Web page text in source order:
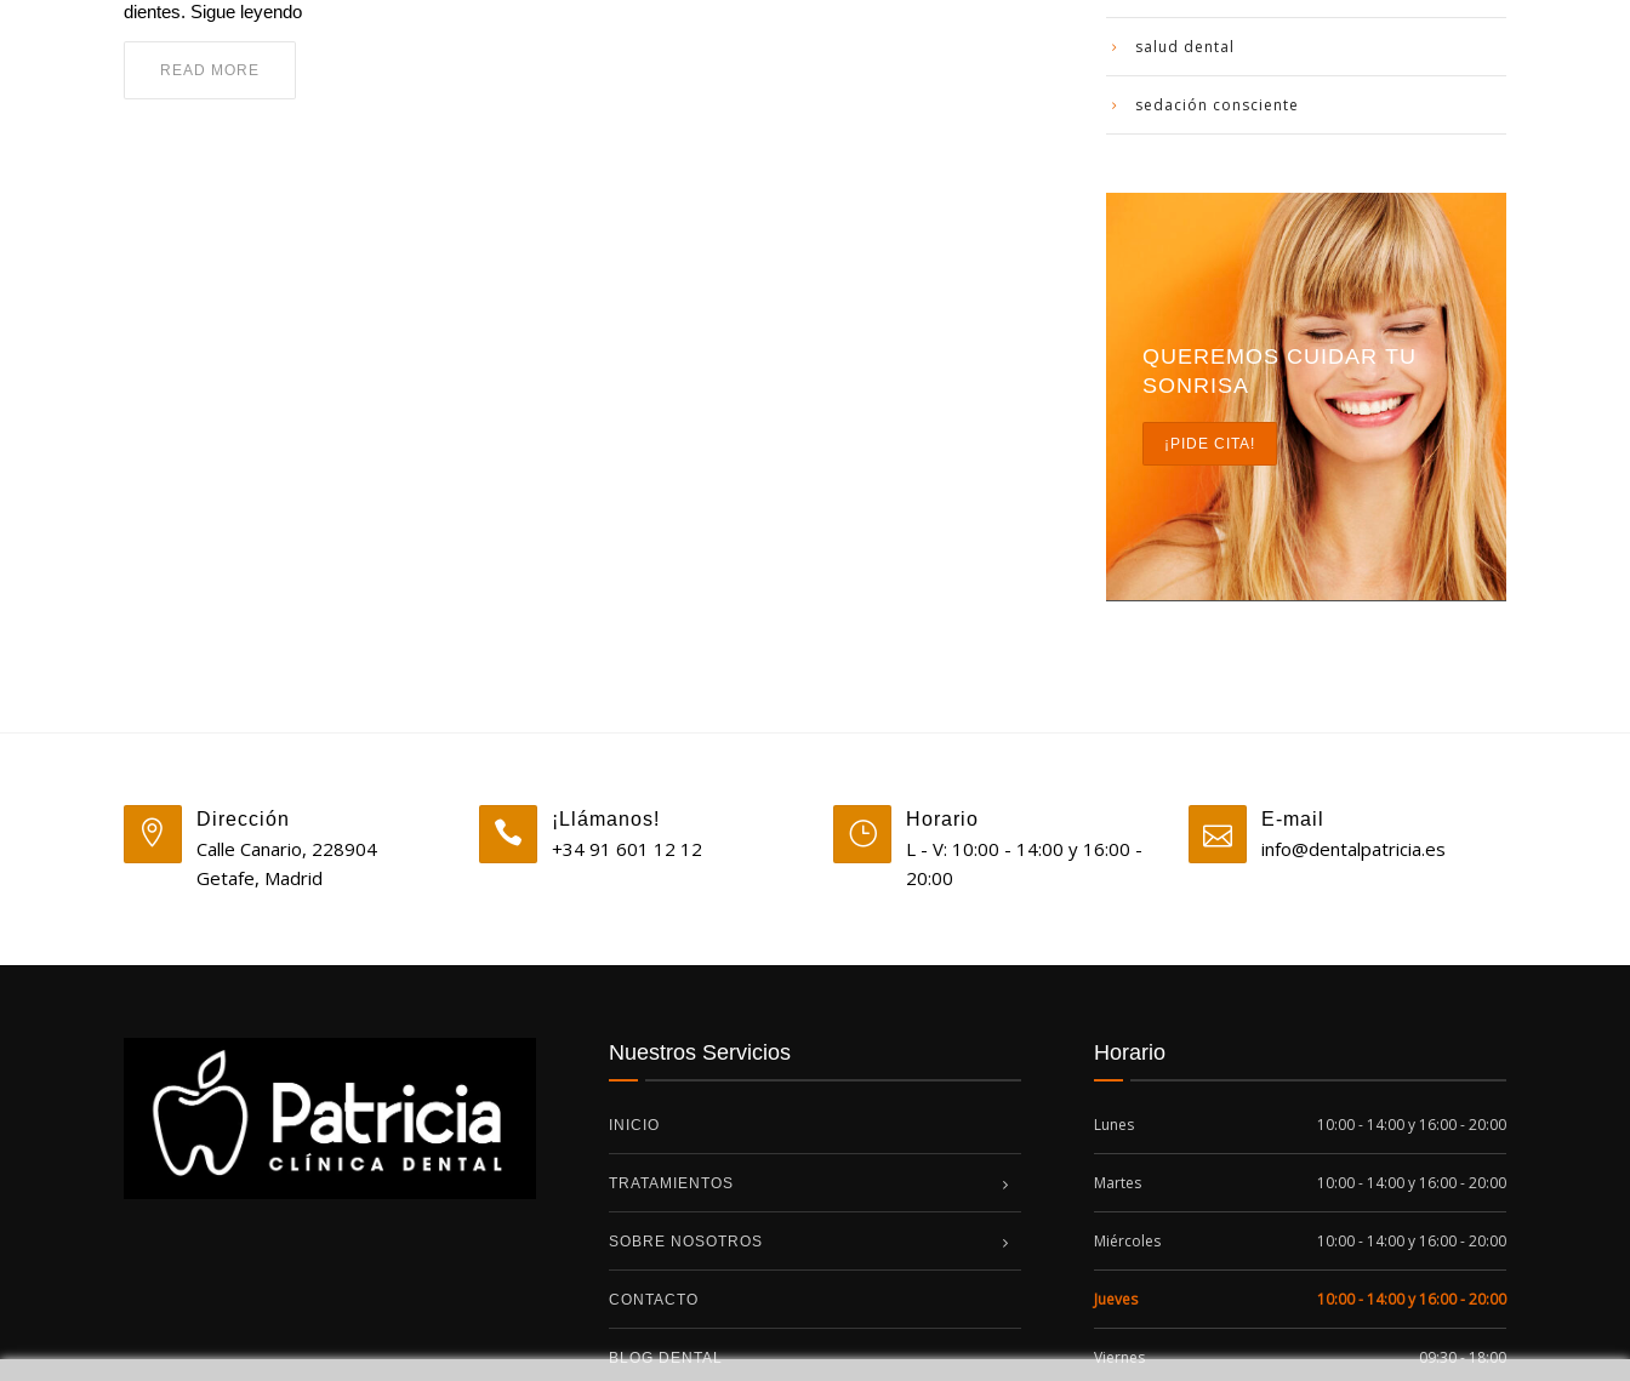
dientes. Sigue leyendo
READ MORE
salud dental
sedación consciente
QUEREMOS CUIDAR TU
SONRISA
¡PIDE CITA!
Dirección
Calle Canario, 228904
Getafe, Madrid
¡Llámanos!
+34 91 601 12 12
Horario
L - V: 10:00 - 14:00 y 16:00 -
20:00
E-mail
info@dentalpatricia.es
Nuestros Servicios
INICIO
TRATAMIENTOS
SOBRE NOSOTROS
CONTACTO
BLOG DENTAL
Horario
Lunes 10:00 - 14:00 y 16:00 - 20:00
Martes 10:00 - 14:00 y 16:00 - 20:00
Miércoles 10:00 - 14:00 y 16:00 - 20:00
Jueves 10:00 - 14:00 y 16:00 - 20:00
Viernes 09:30 - 18:00